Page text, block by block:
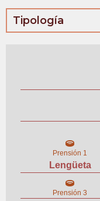
Tipología
Prensión 1
Lengüeta
Prensión 3